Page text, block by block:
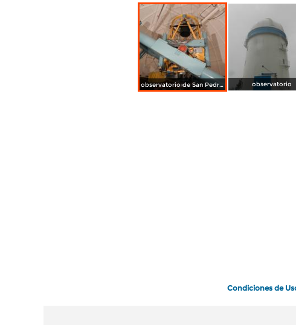
observatorio de San Pedro Martir observatorio
Condiciones de